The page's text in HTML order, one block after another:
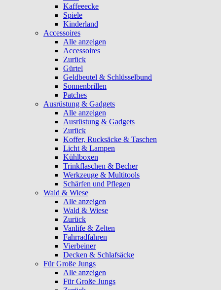
Kaffeeecke
Spiele
Kinderland
Accessoires
Alle anzeigen
Accessoires
Zurück
Gürtel
Geldbeutel & Schlüsselbund
Sonnenbrillen
Patches
Ausrüstung & Gadgets
Alle anzeigen
Ausrüstung & Gadgets
Zurück
Koffer, Rucksäcke & Taschen
Licht & Lampen
Kühlboxen
Trinkflaschen & Becher
Werkzeuge & Multitools
Schärfen und Pflegen
Wald & Wiese
Alle anzeigen
Wald & Wiese
Zurück
Vanlife & Zelten
Fahrradfahren
Vierbeiner
Decken & Schlafsäcke
Für Große Jungs
Alle anzeigen
Für Große Jungs